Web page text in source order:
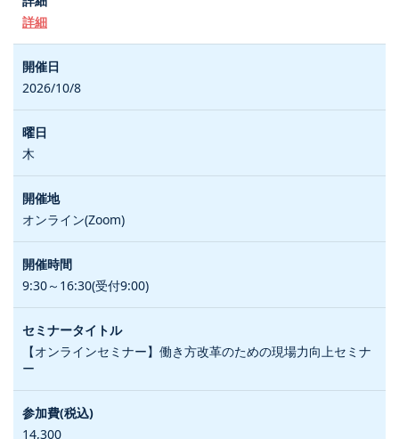
詳細
2026/10/8
木
オンライン(Zoom)
9:30～16:30(受付9:00)
【オンラインセミナー】働き方改革のための現場力向上セミナ
ー
14,300